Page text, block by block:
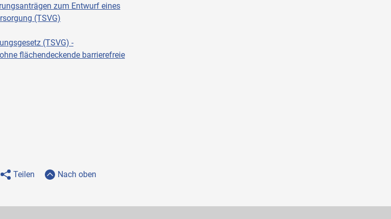
zum Entwurf eines
(TSVG)
(TSVG) -
flächendeckende barrierefreie
Teilen Nach oben